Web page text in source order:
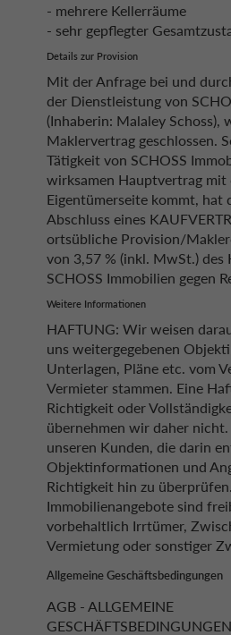
- mehrere Kellerräume
- sehr gepflegter
Details zur Provision
Mit der Anfrage bei und
der Dienstleistung von
(Inhaberin: Malaley Schoss),
Maklervertrag geschlossen.
Tätigkeit von SCHOSS
wirksamen Hauptvertrag mit
Eigentümerseite kommt, hat
Abschluss eines
ortsübliche Provision/
von 3,57 % (inkl. MwSt.) des
SCHOSS Immobilien gegen
Weitere Informationen
HAFTUNG: Wir weisen
uns weitergegebenen
Unterlagen, Pläne etc. vom
Vermieter stammen. Eine
Richtigkeit oder
übernehmen wir daher
unseren Kunden, die darin
Objektinformationen und
Richtigkeit hin zu
Immobilienangebote sind
vorbehaltlich Irrtümer,
Vermietung oder sonstiger
Allgemeine Geschäftsbedingungen
AGB - ALLGEMEINE
GESCHÄFTSBEDINGUNGEN